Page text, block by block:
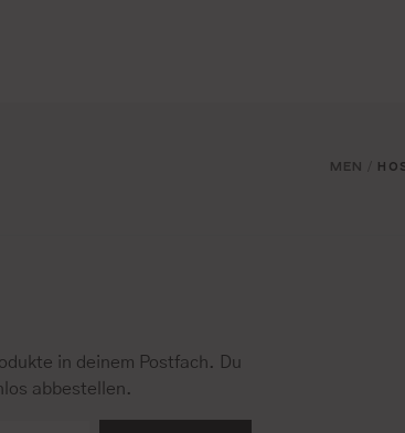
MEN
in deinem Postfach. Du
abbestellen.